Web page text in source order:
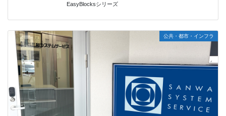
EasyBlocksシリーズ
公共・都市・インフラ